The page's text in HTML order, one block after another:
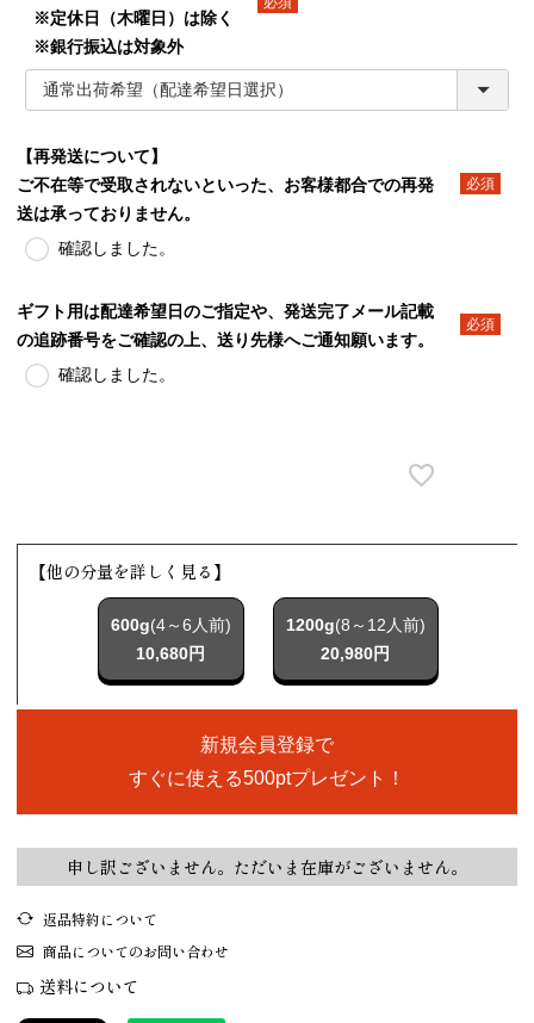
※定休日（木曜日）は除く
※銀行振込は対象外
【再発送について】
ご不在等で受取されないといった、お客様都合での再発
送は承っておりません。
確認しました。
ギフト用は配達希望日のご指定や、発送完了メール記載
の追跡番号をご確認の上、送り先様へご通知願います。
確認しました。
【他の分量を詳しく見る】
600g(4～6人前)
10,680円
1200g(8～12人前)
20,980円
新規会員登録で
すぐに使える500ptプレゼント！
申し訳ございません。ただいま在庫がございません。
返品特約について
商品についてのお問い合わせ
送料について